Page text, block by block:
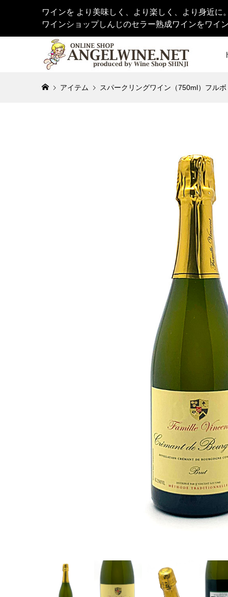
ワインを より美味しく、より楽しく、より身近に
ワインショップしんじのセラー熟成ワインをワイ
アイテム スパークリングワイン（750ml）フル